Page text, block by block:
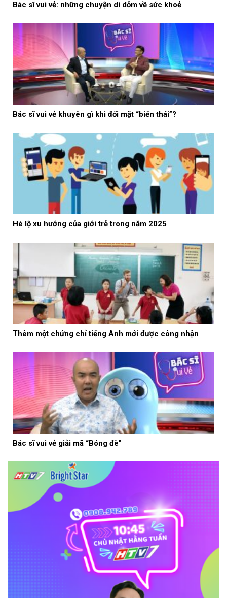
Bác sĩ vui vẻ: những chuyện dí dỏm về sức khoẻ
Bác sĩ vui vẻ khuyên gì khi đối mặt “biến thái”?
Hé lộ xu hướng của giới trẻ trong năm 2025
Thêm một chứng chỉ tiếng Anh mới được công nhận
Bác sĩ vui vẻ giải mã “Bóng đè”